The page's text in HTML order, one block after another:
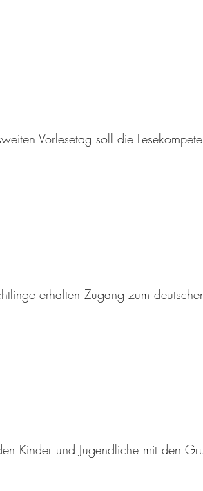
Vorlesetag soll die
erhalten Zugang zum
Kinder und Jugendliche mit den